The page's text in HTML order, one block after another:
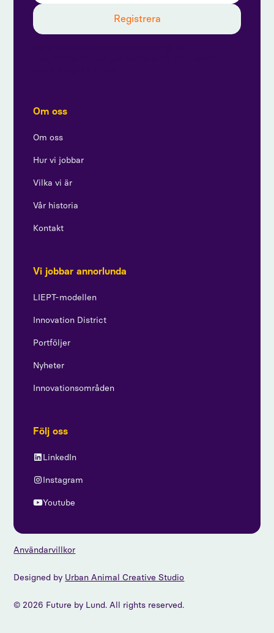
Om oss
Om oss
Hur vi jobbar
Vilka vi är
Vår historia
Kontakt
Vi jobbar annorlunda
LIEPT-modellen
Innovation District
Portföljer
Nyheter
Innovationsområden
Följ oss
LinkedIn
Instagram
Youtube
© 2026 Future by Lund. All rights reserved.
Designed by Urban Animal Creative Studio
Användarvillkor